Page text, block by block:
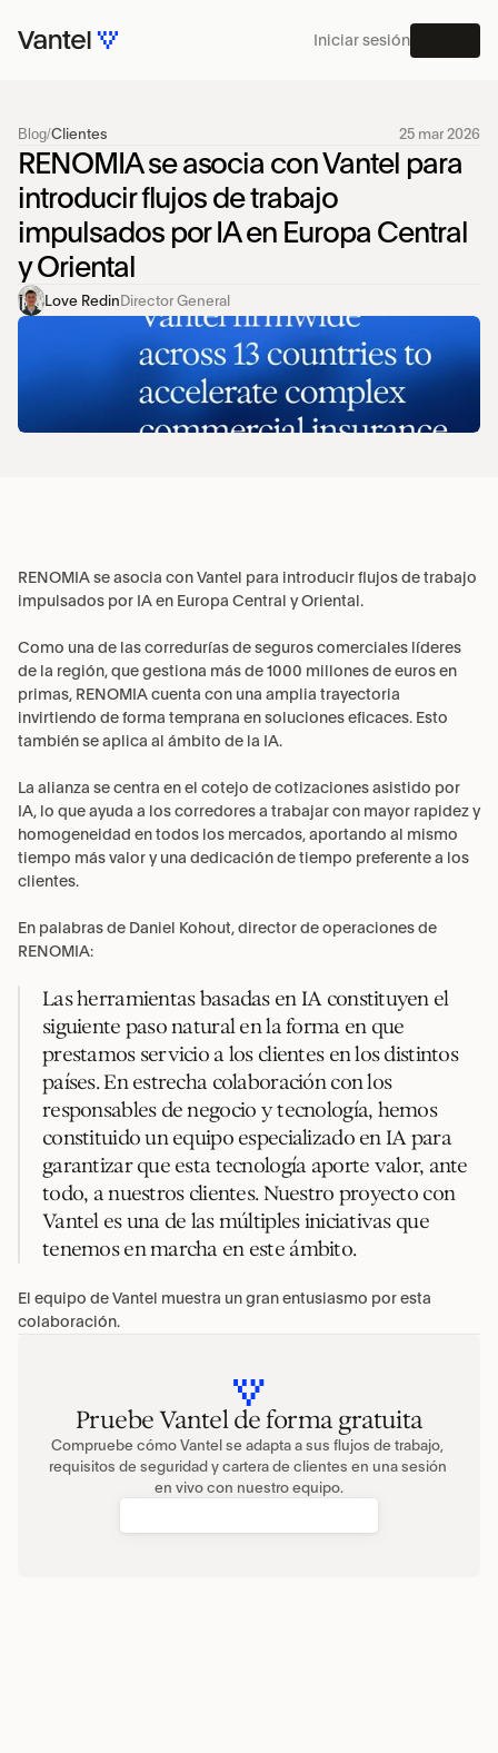
Blog/Clientes 25 mar 2026
RENOMIA se asocia con Vantel para
introducir flujos de trabajo
impulsados por IA en Europa Central
y Oriental
Love RedinDirector General
RENOMIA se asocia con Vantel para introducir flujos de trabajo
impulsados por IA en Europa Central y Oriental.
Como una de las corredurías de seguros comerciales líderes
de la región, que gestiona más de 1000 millones de euros en
primas, RENOMIA cuenta con una amplia trayectoria
invirtiendo de forma temprana en soluciones eficaces. Esto
también se aplica al ámbito de la IA.
La alianza se centra en el cotejo de cotizaciones asistido por
IA, lo que ayuda a los corredores a trabajar con mayor rapidez y
homogeneidad en todos los mercados, aportando al mismo
tiempo más valor y una dedicación de tiempo preferente a los
clientes.
En palabras de Daniel Kohout, director de operaciones de
RENOMIA:
Las herramientas basadas en IA constituyen el
siguiente paso natural en la forma en que
prestamos servicio a los clientes en los distintos
países. En estrecha colaboración con los
responsables de negocio y tecnología, hemos
constituido un equipo especializado en IA para
garantizar que esta tecnología aporte valor, ante
todo, a nuestros clientes. Nuestro proyecto con
Vantel es una de las múltiples iniciativas que
tenemos en marcha en este ámbito.
El equipo de Vantel muestra un gran entusiasmo por esta
colaboración.
Pruebe Vantel de forma gratuita
Compruebe cómo Vantel se adapta a sus flujos de trabajo,
requisitos de seguridad y cartera de clientes en una sesión
en vivo con nuestro equipo.
Iniciar sesión